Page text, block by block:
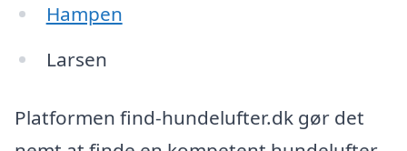
Hampen
Larsen
Platformen find-hundelufter.dk gør det